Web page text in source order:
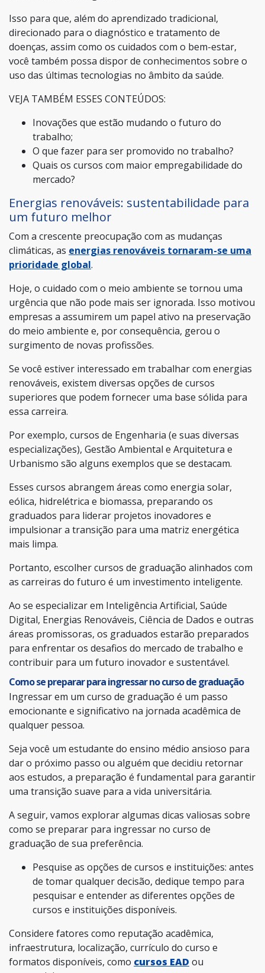
Isso para que, além do aprendizado tradicional,
direcionado para o diagnóstico e tratamento de
doenças, assim como os cuidados com o bem-estar,
você também possa dispor de conhecimentos sobre o
uso das últimas tecnologias no âmbito da saúde.
VEJA TAMBÉM ESSES CONTEÚDOS:
Inovações que estão mudando o futuro do
trabalho;
O que fazer para ser promovido no trabalho?
Quais os cursos com maior empregabilidade do
mercado?
Energias renováveis: sustentabilidade para
um futuro melhor
Com a crescente preocupação com as mudanças
climáticas, as energias renováveis tornaram-se uma
prioridade global.
Hoje, o cuidado com o meio ambiente se tornou uma
urgência que não pode mais ser ignorada. Isso motivou
empresas a assumirem um papel ativo na preservação
do meio ambiente e, por consequência, gerou o
surgimento de novas profissões.
Se você estiver interessado em trabalhar com energias
renováveis, existem diversas opções de cursos
superiores que podem fornecer uma base sólida para
essa carreira.
Por exemplo, cursos de Engenharia (e suas diversas
especializações), Gestão Ambiental e Arquitetura e
Urbanismo são alguns exemplos que se destacam.
Esses cursos abrangem áreas como energia solar,
eólica, hidrelétrica e biomassa, preparando os
graduados para liderar projetos inovadores e
impulsionar a transição para uma matriz energética
mais limpa.
Portanto, escolher cursos de graduação alinhados com
as carreiras do futuro é um investimento inteligente.
Ao se especializar em Inteligência Artificial, Saúde
Digital, Energias Renováveis, Ciência de Dados e outras
áreas promissoras, os graduados estarão preparados
para enfrentar os desafios do mercado de trabalho e
contribuir para um futuro inovador e sustentável.
Como se preparar para ingressar no curso de graduação
Ingressar em um curso de graduação é um passo
emocionante e significativo na jornada acadêmica de
qualquer pessoa.
Seja você um estudante do ensino médio ansioso para
dar o próximo passo ou alguém que decidiu retornar
aos estudos, a preparação é fundamental para garantir
uma transição suave para a vida universitária.
A seguir, vamos explorar algumas dicas valiosas sobre
como se preparar para ingressar no curso de
graduação de sua preferência.
Pesquise as opções de cursos e instituições: antes
de tomar qualquer decisão, dedique tempo para
pesquisar e entender as diferentes opções de
cursos e instituições disponíveis.
Considere fatores como reputação acadêmica,
infraestrutura, localização, currículo do curso e
formatos disponíveis, como cursos EAD ou